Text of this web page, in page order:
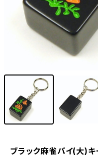
ブラック麻雀パイ(大